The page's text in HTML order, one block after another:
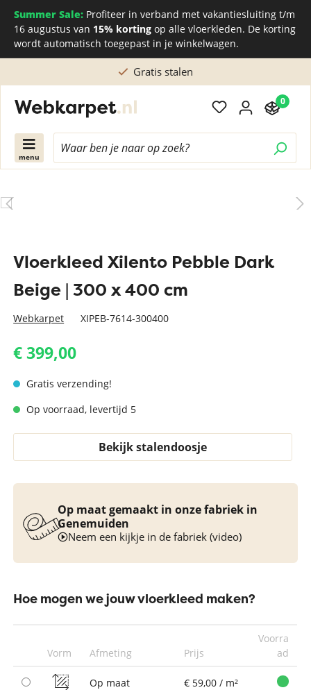
Summer Sale: Profiteer in verband met vakantiesluiting t/m
16 augustus van 15% korting op alle vloerkleden. De korting
wordt automatisch toegepast in je winkelwagen.
Gratis stalen
menu
0
Vloerkleed Xilento Pebble Dark
Beige | 300 x 400 cm
Webkarpet XIPEB-7614-300400
€ 399,00
Gratis verzending!
Op voorraad, levertijd 5
Bekijk stalendoosje
Op maat gemaakt in onze fabriek in
Genemuiden
Neem een kijkje in de fabriek (video)
Hoe mogen we jouw vloerkleed maken?
Vorm Afmeting Prijs
Voorra
ad
Op maat € 59,00 / m²